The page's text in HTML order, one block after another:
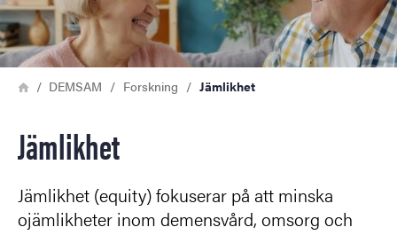
Länkstig
HemDEMSAM Forskning Jämlikhet
Jämlikhet
Jämlikhet (equity) fokuserar på att minska
ojämlikheter inom demensvård, omsorg och